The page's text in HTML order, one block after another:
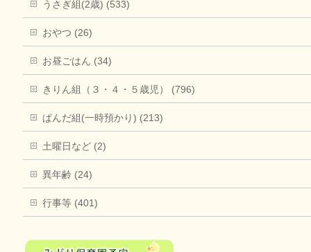
うさぎ組(2歳) (533)
おやつ (26)
お昼ごはん (34)
きりん組（３・４・５歳児） (796)
ぱんだ組(一時預かり) (213)
土曜日など (2)
異年齢 (24)
行事等 (401)